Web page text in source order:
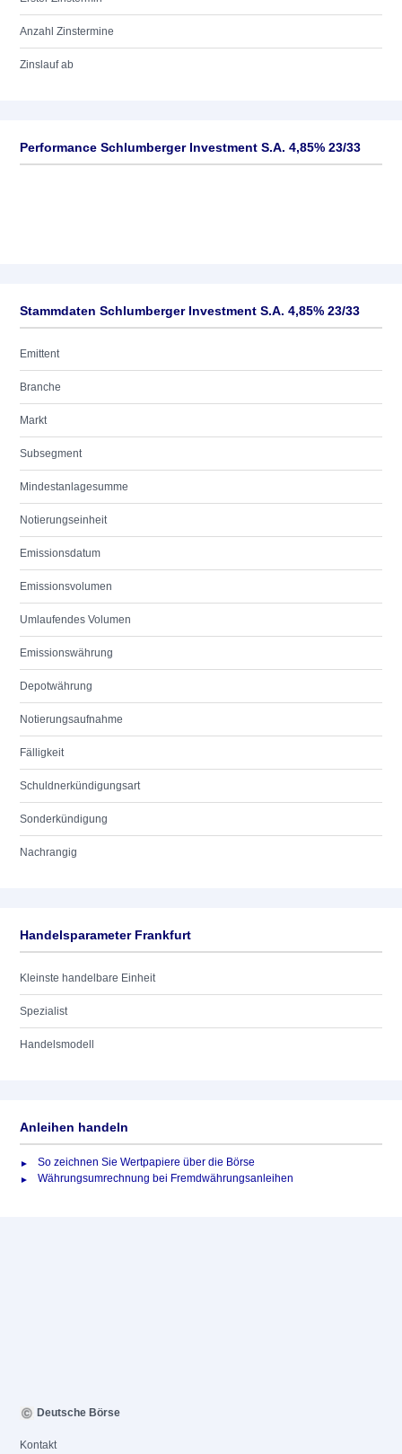
Anzahl Zinstermine
Zinslauf ab
Performance Schlumberger Investment S.A. 4,85% 23/33
Stammdaten Schlumberger Investment S.A. 4,85% 23/33
Emittent
Branche
Markt
Subsegment
Mindestanlagesumme
Notierungseinheit
Emissionsdatum
Emissionsvolumen
Umlaufendes Volumen
Emissionswährung
Depotwährung
Notierungsaufnahme
Fälligkeit
Schuldnerkündigungsart
Sonderkündigung
Nachrangig
Handelsparameter Frankfurt
Kleinste handelbare Einheit
Spezialist
Handelsmodell
Anleihen handeln
So zeichnen Sie Wertpapiere über die Börse
Währungsumrechnung bei Fremdwährungsanleihen
Deutsche Börse
Kontakt